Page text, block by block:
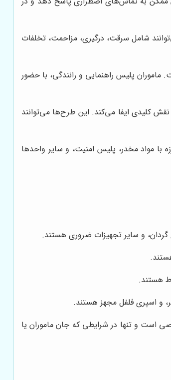
شامل سرقت، درگیری، مزاحمت، تخلفات
پلیس راهنمایی و رانندگی، با حضور
کلیدی ایفا می‌کند. این طرح‌ها می‌توانند
با مواد مخدر، پلیس امنیت، و سایر واحدها
و سایر تجهیزات ضروری هستند.
هستند.
و اسپری فلفل مجهز هستند.
است و تنها در شرایطی که جان ماموران یا